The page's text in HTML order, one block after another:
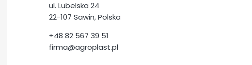
ul. Lubelska 24
22-107 Sawin, Polska
+48 82 567 39 51
firma@agroplast.pl